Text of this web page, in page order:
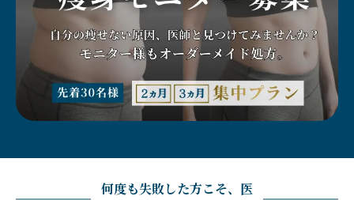
何度も失敗した方こそ、医